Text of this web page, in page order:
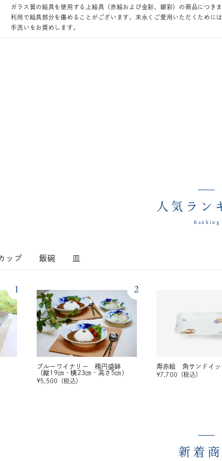
ガラス質の絵具を使用する上絵具（赤絵および金彩、銀彩）の商品につき
利用で絵具部分を傷めることがございます。末永くご愛用いただくために
手洗いをお奨めします。
人気ラン
Ranking
ップ 飯碗 皿
1 2
ブルーワイナリー 楕円盛鉢
（縦19㎝・横23㎝・高さ5㎝）
¥5,500 （税込）
寿赤絵 角サンドイッ
¥7,700 （税込）
新着